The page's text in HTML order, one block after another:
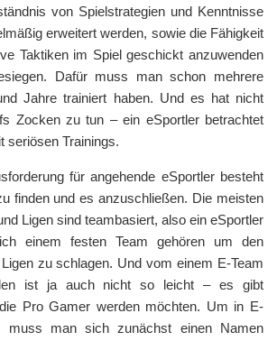
von Spielstrategien und Kenntnisse
erweitert werden, sowie die Fähigkeit
Taktiken im Spiel geschickt anzuwenden
Dafür muss man schon mehrere
Jahre trainiert haben. Und es hat nicht
Zocken zu tun – ein eSportler betrachtet
Trainings.
für angehende eSportler besteht
finden und es anzuschließen. Die meisten
Ligen sind teambasiert, also ein eSportler
einem festen Team gehören um den
zu schlagen. Und vom einem E-Team
ist ja auch nicht so leicht – es gibt
Pro Gamer werden möchten. Um in E-
muss man sich zunächst einen Namen